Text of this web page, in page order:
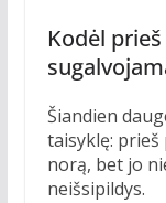
Kodėl
Šiandien
taisyklę:
norą, bet jo
neišsipildys.